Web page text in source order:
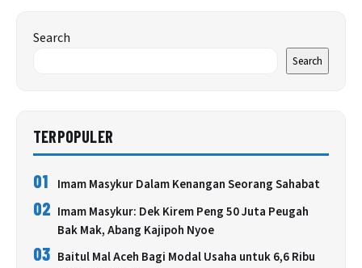
Search
Search
TERPOPULER
01 Imam Masykur Dalam Kenangan Seorang Sahabat
02 Imam Masykur: Dek Kirem Peng 50 Juta Peugah
Bak Mak, Abang Kajipoh Nyoe
03 Baitul Mal Aceh Bagi Modal Usaha untuk 6,6 Ribu